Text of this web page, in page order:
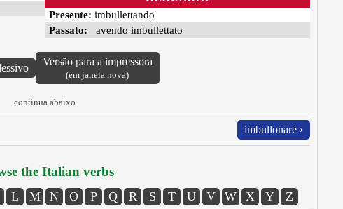
Presente: imbullettando
Passato: avendo imbullettato
Versão para a impressora
(em janela nova)
continua abaixo
imbullonare ›
the Italian verbs
L M N O P Q R S T U V W X Y Z